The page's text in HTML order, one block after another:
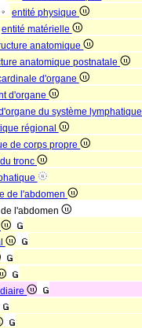
entité physique
entité matérielle
anatomique
anatomique postnatale
d'organe
d'organe
du système lymphatique
régional
de corps propre
tronc
de l'abdomen
l'abdomen